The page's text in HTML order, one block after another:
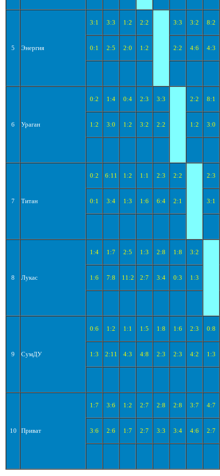
5 Энергия
3:1 3:3 1:2 2:2 3:3 3:2 8:2
0:1 2:5 2:0 1:2 2:2 4:6 4:3
6 Ураган
0:2 1:4 0:4 2:3 3:3 2:2 8:1
1:2 3:0 1:2 3:2 2:2 1:2 3:0
7 Титан
0:2 6:11 1:2 1:1 2:3 2:2 2:3
0:1 3:4 1:3 1:6 6:4 2:1 3:1
8 Лукас
1:4 1:7 2:5 1:3 2:8 1:8 3:2
1:6 7:8 11:2 2:7 3:4 0:3 1:3
9 СумДУ
0:6 1:2 1:1 1:5 1:8 1:6 2:3 0:8
1:3 2:11 4:3 4:8 2:3 2:3 4:2 1:3
10 Приват
1:7 3:6 1:2 2:7 2:8 2:8 3:7 4:7
3:6 2:6 1:7 2:7 3:3 3:4 4:6 2:7